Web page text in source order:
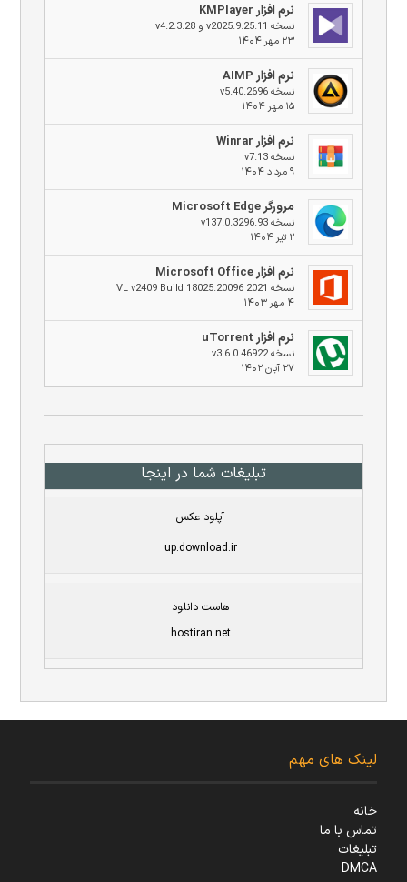
نرم افزار KMPlayer
نسخه v2025.9.25.11 و v4.2.3.28
۲۳ مهر ۱۴۰۴
نرم افزار AIMP
نسخه v5.40.2696
۱۵ مهر ۱۴۰۴
نرم افزار Winrar
نسخه v7.13
۹ مرداد ۱۴۰۴
مرورگر Microsoft Edge
نسخه v137.0.3296.93
۲ تیر ۱۴۰۴
نرم افزار Microsoft Office
نسخه 2021 VL v2409 Build 18025.20096
۴ مهر ۱۴۰۳
نرم افزار uTorrent
نسخه v3.6.0.46922
۲۷ آبان ۱۴۰۲
تبلیغات شما در اینجا
آپلود عکس
up.download.ir
هاست دانلود
hostiran.net
لینک های مهم
خانه
تماس با ما
تبلیغات
DMCA